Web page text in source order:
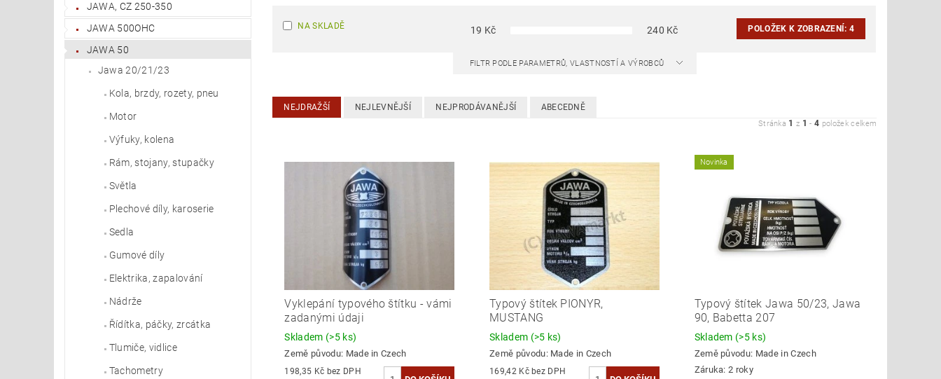
JAWA, CZ 250-350
JAWA 500OHC
JAWA 50
Jawa 20/21/23
Kola, brzdy, rozety, pneu
Motor
Výfuky, kolena
Rám, stojany, stupačky
Světla
Plechové díly, karoserie
Sedla
Gumové díly
Elektrika, zapalování
Nádrže
Řídítka, páčky, zrcátka
Tlumiče, vidlice
Tachometry
NA SKLADĚ 19 Kč 240 Kč POLOŽEK K ZOBRAZENÍ:4
FILTR PODLE PARAMETRŮ, VLASTNOSTÍ A VÝROBCŮ
NEJDRAŽŠÍ NEJLEVNĚJŠÍ NEJPRODÁVANĚJŠÍ ABECEDNĚ
Stránka 1 z 1 -4 položek celkem
Vyklepání typového štítku - vámi
zadanými údaji
Skladem (>5 ks)
Země původu: Made in Czech
198,35 Kč bez DPH
Typový štítek PIONYR,
MUSTANG
Skladem (>5 ks)
Země původu: Made in Czech
169,42 Kč bez DPH
Novinka
Typový štítek Jawa 50/23, Jawa
90, Babetta 207
Skladem (>5 ks)
Země původu: Made in Czech
Záruka: 2 roky